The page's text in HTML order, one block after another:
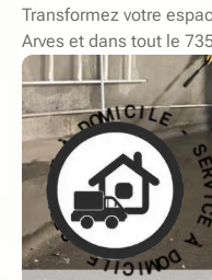
Transformez votre
Arves et dans tout le
S
E
R
V
I
C
E
À
D
O
M
I
CILE - SER
V
I
C
O
M
I
C
I
L
E
-